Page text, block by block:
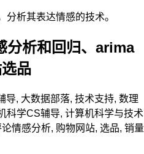
析其表达情感的技术。
分析和回归、arima
品
导, 大数据部落, 技术支持, 数理
科学CS辅导, 计算机科学与技术
论情感分析, 购物网站, 选品, 销量